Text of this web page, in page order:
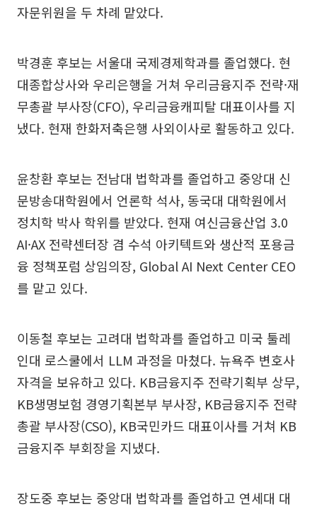
자문위원을 두 차례 맡았다.
박경훈 후보는 서울대 국제경제학과를 졸업했다. 현
대종합상사와 우리은행을 거쳐 우리금융지주 전략·재
무총괄 부사장(CFO), 우리금융캐피탈 대표이사를 지
냈다. 현재 한화저축은행 사외이사로 활동하고 있다.
윤창환 후보는 전남대 법학과를 졸업하고 중앙대 신
문방송대학원에서 언론학 석사, 동국대 대학원에서
정치학 박사 학위를 받았다. 현재 여신금융산업 3.0
AI·AX 전략센터장 겸 수석 아키텍트와 생산적 포용금
융 정책포럼 상임의장, Global AI Next Center CEO
를 맡고 있다.
이동철 후보는 고려대 법학과를 졸업하고 미국 툴레
인대 로스쿨에서 LLM 과정을 마쳤다. 뉴욕주 변호사
자격을 보유하고 있다. KB금융지주 전략기획부 상무,
KB생명보험 경영기획본부 부사장, KB금융지주 전략
총괄 부사장(CSO), KB국민카드 대표이사를 거쳐 KB
금융지주 부회장을 지냈다.
장도중 후보는 중앙대 법학과를 졸업하고 연세대 대